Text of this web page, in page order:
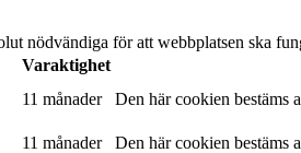
nödvändiga för att webbplatsen ska
Varaktighet
11 månader
Den här cookien bestäms
11 månader
Den här cookien bestäms